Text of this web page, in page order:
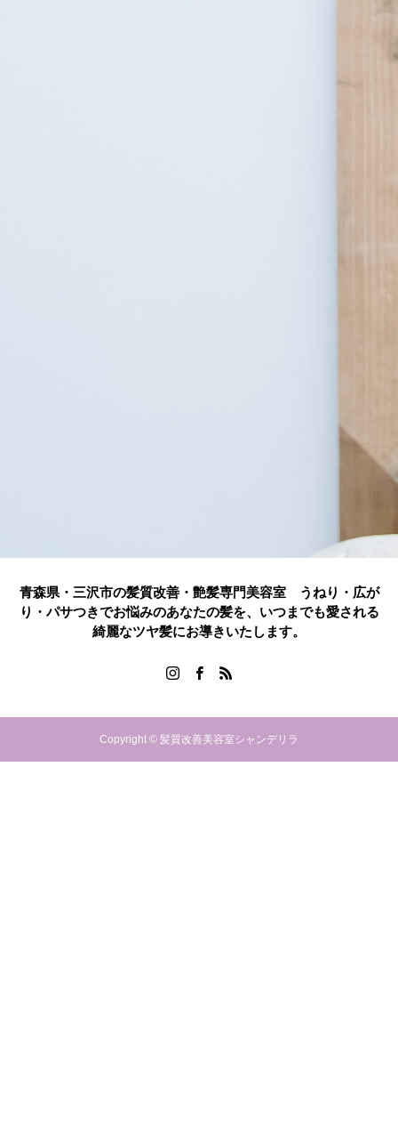
青森県・三沢市の髪質改善・艶髪専門美容室 うねり・広が
り・パサつきでお悩みのあなたの髪を、いつまでも愛される
綺麗なツヤ髪にお導きいたします。
Copyright © 髪質改善美容室シャンデリラ